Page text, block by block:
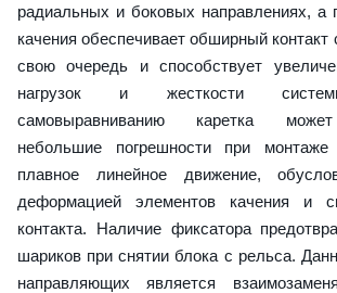
радиальных и боковых направлениях, а
качения обеспечивает обширный
свою очередь и способствует
нагрузок и жесткости
самовыравниванию каретка
небольшие погрешности при монтаже
плавное линейное движение,
деформацией элементов качения и
контакта. Наличие фиксатора
шариков при снятии блока с рельса.
направляющих является